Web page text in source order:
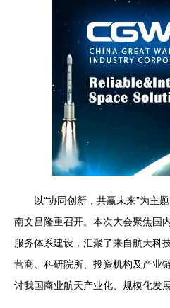
以“协同创新，共赢未来”为主
南文昌隆重召开。本次大会聚焦国
服务体系建设，汇聚了来自航天科
营商、科研院所、投资机构及产业
讨我国商业航天产业化、规模化发